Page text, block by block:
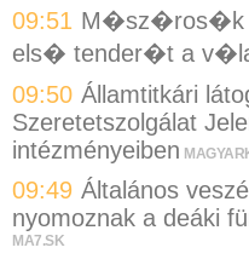
09:51 M�sz�ros�k
els� tender�t a
09:50 Államtitkári
Szeretetszolgálat
intézményeiben
09:49 Általános
nyomoznak a deáki
MA7.SK